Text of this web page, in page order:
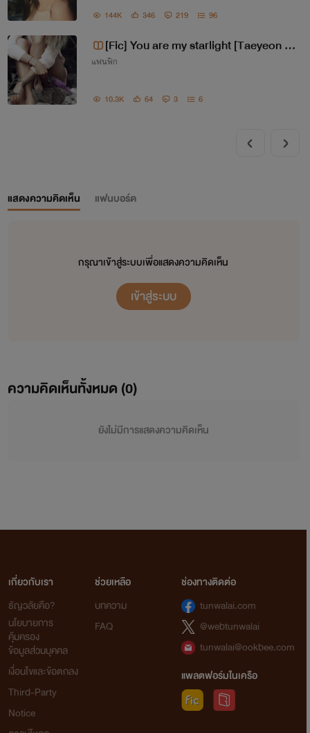
144K 346 219 96
[Fic] You are my starlight [Taeyeon •
Stephanie • Irene] #ฟิคเจ้าขา
แฟนฟิก
10.3K 64 3 6
แสดงความคิดเห็น แฟนบอร์ด
กรุณาเข้าสู่ระบบเพื่อแสดงความคิดเห็น
เข้าสู่ระบบ
ความคิดเห็นทั้งหมด (0)
ยังไม่มีการแสดงความคิดเห็น
เกี่ยวกับเรา
ธัญวลัยคือ?
นโยบายการ
คุ้มครอง
ข้อมูลส่วนบุคคล
เงื่อนไขและข้อตกลง
Third-Party
Notice
ช่วยเหลือ
บทความ
FAQ
ช่องทางติดต่อ
tunwalai.com
@webtunwalai
tunwalai@ookbee.com
แพลตฟอร์มในเครือ